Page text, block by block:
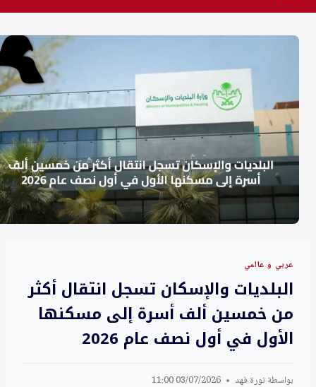
عربي و عالمي
البلديات والإسكان تسجل انتقال أكثر
من خمسين ألف أسرة إلى مسكنها
الأول في أول نصف عام 2026
بواسطة نورة فهد 03/07/2026 11:00